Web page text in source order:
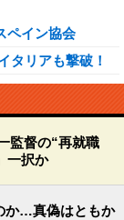
ペイン協会
タリアも撃破！
監督の“再就職
一択か
か…真偽はともか